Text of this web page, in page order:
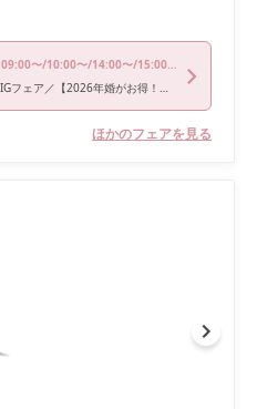
09:00〜/10:00〜/14:00〜/15:00〜/17:00〜
＼オープン10周年記念BIGフェア／【2026年婚がお得！！】
ほかのフェアを見る